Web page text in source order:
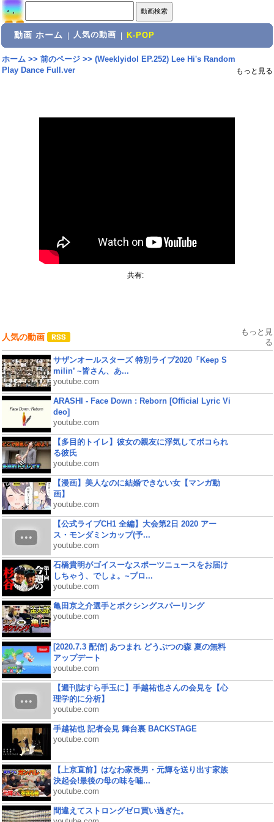
動画 ホーム 人気の動画 K-POP
ホーム>> 前のページ>> (Weeklyidol EP.252) Lee Hi's Random
Play Dance Full.ver
もっと見る
共有:
人気の動画
もっと見
る
サザンオールスターズ 特別ライブ2020「Keep S
milin’ ~皆さん、あ...
youtube.com
ARASHI - Face Down : Reborn [Official Lyric Vi
deo]
youtube.com
【多目的トイレ】彼女の親友に浮気してボコられ
る彼氏
youtube.com
【漫画】美人なのに結婚できない女【マンガ動
画】
youtube.com
【公式ライブCH1 全編】大会第2日 2020 アー
ス・モンダミンカップ(予...
youtube.com
石橋貴明がゴイスーなスポーツニュースをお届け
しちゃう、でしょ。~プロ...
youtube.com
亀田京之介選手とボクシングスパーリング
youtube.com
[2020.7.3 配信] あつまれ どうぶつの森 夏の無料
アップデート
youtube.com
【週刊誌すら手玉に】手越祐也さんの会見を【心
理学的に分析】
youtube.com
手越祐也 記者会見 舞台裏 BACKSTAGE
youtube.com
【上京直前】はなわ家長男・元輝を送り出す家族
決起会!最後の母の味を噛...
youtube.com
間違えてストロングゼロ買い過ぎた。